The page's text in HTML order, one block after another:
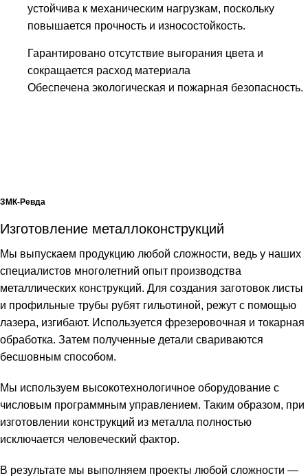
устойчива к механическим нагрузкам, поскольку
повышается прочность и износостойкость.
Гарантировано отсутствие выгорания цвета и
сокращается расход материала
Обеспечена экологическая и пожарная безопасность.
ЗМК-Ревда
Изготовление металлоконструкций
Мы выпускаем продукцию любой сложности, ведь у наших
специалистов многолетний опыт производства
металлических конструкций. Для создания заготовок листы
и профильные трубы рубят гильотиной, режут с помощью
лазера, изгибают. Используется фрезеровочная и токарная
обработка. Затем полученные детали свариваются
бесшовным способом.
Мы используем высокотехнологичное оборудование с
числовым программным управлением. Таким образом, при
изготовлении конструкций из металла полностью
исключается человеческий фактор.
В результате мы выполняем проекты любой сложности —